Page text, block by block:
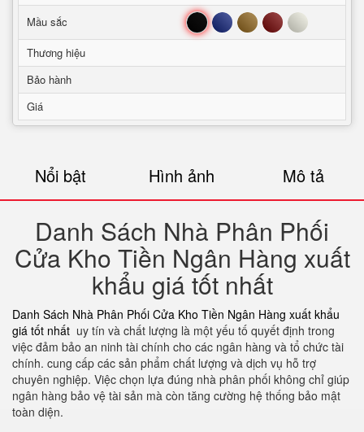
Mầu sắc
Đen Xanh Nâu Đỏ Trắng
Thương hiệu
Bảo hành
Giá
Nổi bật Hình ảnh Mô tả
Danh Sách Nhà Phân Phối
Cửa Kho Tiền Ngân Hàng xuất
khẩu giá tốt nhất
Danh Sách Nhà Phân Phối Cửa Kho Tiền Ngân Hàng xuất khẩu
giá tốt nhất uy tín và chất lượng là một yếu tố quyết định trong
việc đảm bảo an ninh tài chính cho các ngân hàng và tổ chức tài
chính. cung cấp các sản phẩm chất lượng và dịch vụ hỗ trợ
chuyên nghiệp. Việc chọn lựa đúng nhà phân phối không chỉ giúp
ngân hàng bảo vệ tài sản mà còn tăng cường hệ thống bảo mật
toàn diện.